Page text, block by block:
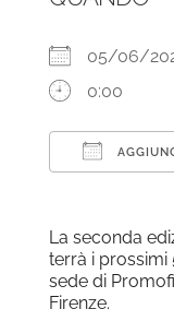
05/06/
0:00
La seconda
terrà i prossimi
sede di
Firenze.